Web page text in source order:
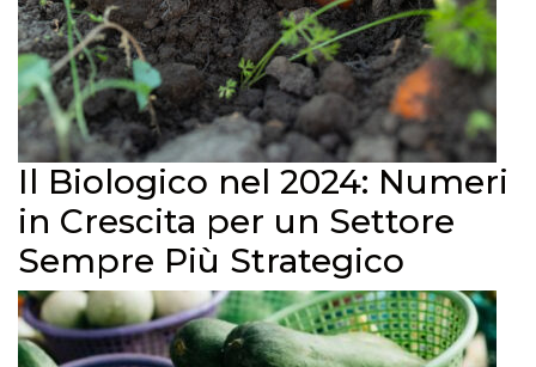
Il Biologico nel 2024: Numeri
in Crescita per un Settore
Sempre Più Strategico